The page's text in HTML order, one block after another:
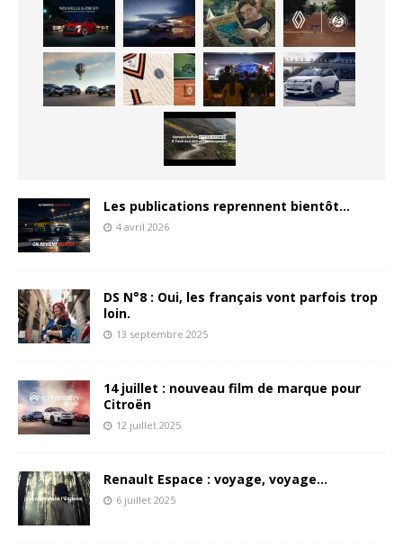
Les publications reprennent bientôt…
4 avril 2026
DS N°8 : Oui, les français vont parfois trop
loin.
13 septembre 2025
14 juillet : nouveau film de marque pour
Citroën
12 juillet 2025
Renault Espace : voyage, voyage…
6 juillet 2025